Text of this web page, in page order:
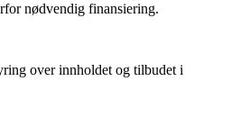
nødvendig finansiering.
over innholdet og tilbudet i